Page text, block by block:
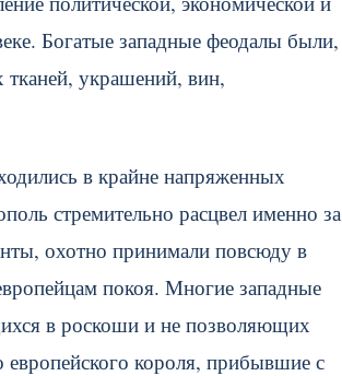
Богатые западные феодалы были,
украшений, вин,
в крайне напряженных
стремительно расцвел именно за
охотно принимали повсюду в
покоя. Многие западные
в роскоши и не позволяющих
короля, прибывшие с